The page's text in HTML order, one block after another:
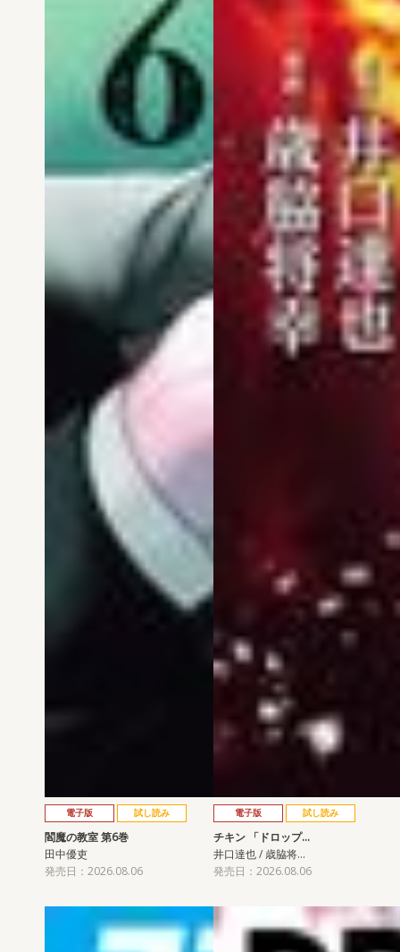
電子版 試し読み
閻魔の教室 第6巻
田中優吏
発売日：2026.08.06
電子版 試し読み
チキン 「ドロップ…
井口達也 / 歳脇将…
発売日：2026.08.06